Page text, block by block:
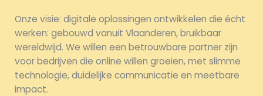
Onze visie: digitale oplossingen ontwikkelen die écht
werken: gebouwd vanuit Vlaanderen, bruikbaar
wereldwijd. We willen een betrouwbare partner zijn
voor bedrijven die online willen groeien, met slimme
technologie, duidelijke communicatie en meetbare
impact.